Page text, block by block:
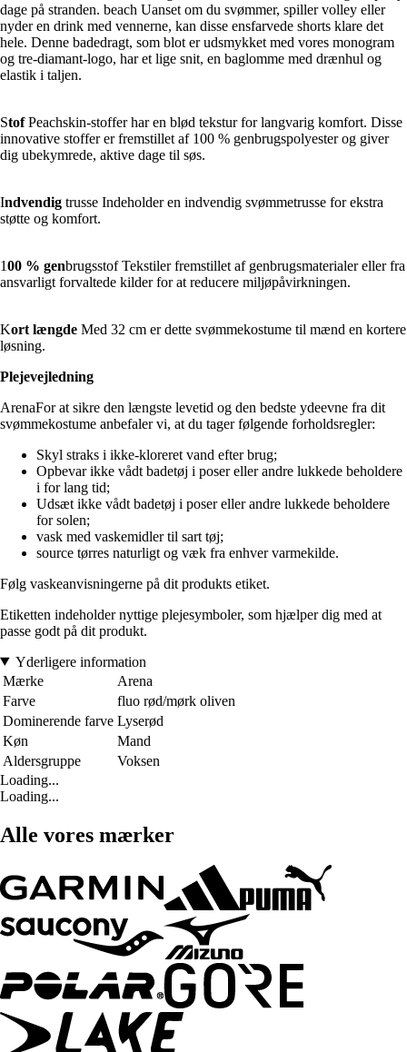
dage på stranden. beach Uanset om du svømmer, spiller volley eller
nyder en drink med vennerne, kan disse ensfarvede shorts klare det
hele. Denne badedragt, som blot er udsmykket med vores monogram
og tre-diamant-logo, har et lige snit, en baglomme med drænhul og
elastik i taljen.
StofPeachskin-stoffer har en blød tekstur for langvarig komfort. Disse
innovative stoffer er fremstillet af 100 % genbrugspolyester og giver
dig ubekymrede, aktive dage til søs.
Indvendig trusse Indeholder en indvendig svømmetrusse for ekstra
støtte og komfort.
100 % genbrugsstof Tekstiler fremstillet af genbrugsmaterialer eller fra
ansvarligt forvaltede kilder for at reducere miljøpåvirkningen.
Kort længde Med 32 cm er dette svømmekostume til mænd en kortere
løsning.
Plejevejledning
ArenaFor at sikre den længste levetid og den bedste ydeevne fra dit
svømmekostume anbefaler vi, at du tager følgende forholdsregler:
Skyl straks i ikke-kloreret vand efter brug;
Opbevar ikke vådt badetøj i poser eller andre lukkede beholdere
i for lang tid;
Udsæt ikke vådt badetøj i poser eller andre lukkede beholdere
for solen;
vask med vaskemidler til sart tøj;
source tørres naturligt og væk fra enhver varmekilde.
Følg vaskeanvisningerne på dit produkts etiket.
Etiketten indeholder nyttige plejesymboler, som hjælper dig med at
passe godt på dit produkt.
Yderligere information
Mærke
Arena
Farve
fluo rød/mørk oliven
Dominerende farve Lyserød
Køn
Mand
Aldersgruppe
Voksen
Loading...
Loading...
Alle vores mærker